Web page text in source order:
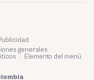
generales
Elemento del menú